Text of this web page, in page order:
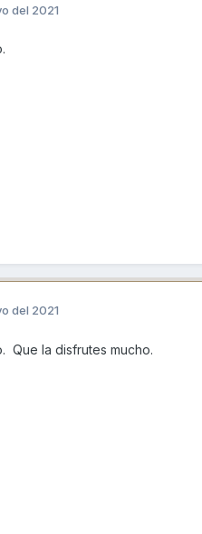
del 2021
del 2021
Que la disfrutes mucho.